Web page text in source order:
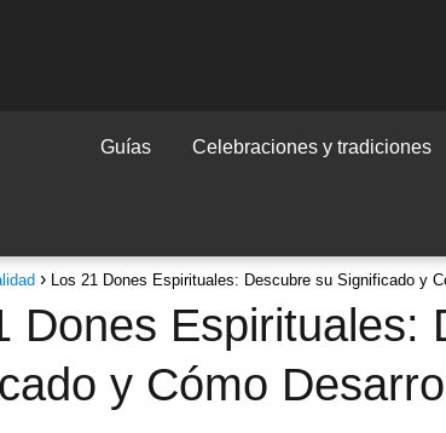
Guías Celebraciones y tradiciones
Los 21 Dones Espirituales: Descubre su Significado y
Dones Espirituales:
y Cómo